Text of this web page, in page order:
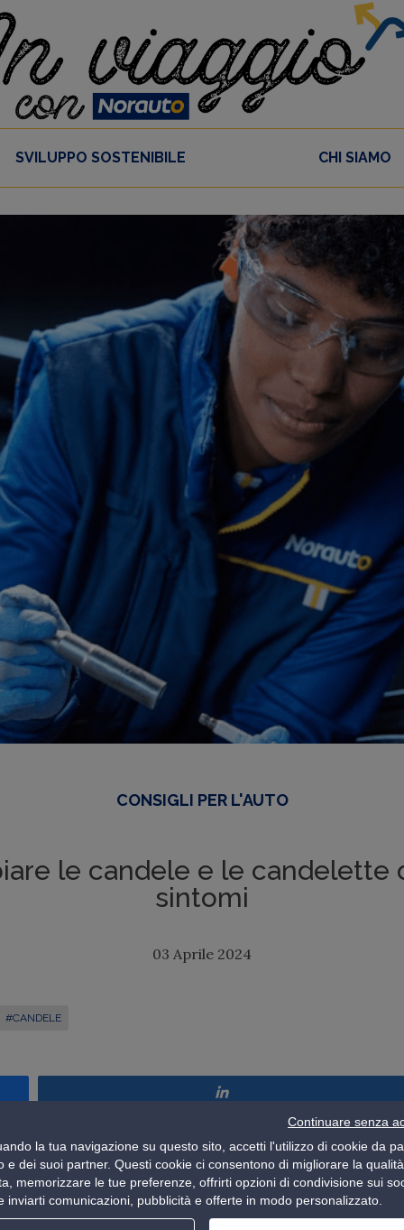
SVILUPPO SOSTENIBILE CHI SIAMO
CONSIGLI PER L'AUTO
le candele e le candelette
sintomi
03 Aprile 2024
#CANDELE
funzionamento del motore. Se la tua vettura non
delle candele. Non sempre è necessario
risolvere il problema. Segui i consigli diNorauto!
la tua navigazione su questo sito, accetti l'utilizzo di cookie da
e dei suoi partner. Questi cookie ci consentono di migliorare la
memorizzare le tue preferenze, offrirti opzioni di condivisione sui
inviarti comunicazioni, pubblicità e offerte in modo personalizzato.
Continuare senza